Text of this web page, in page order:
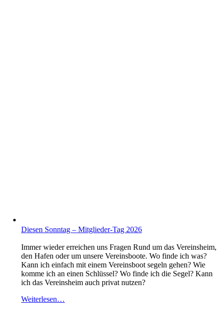
Diesen Sonntag – Mitglieder-Tag 2026
Immer wieder erreichen uns Fragen Rund um das Vereinsheim,
den Hafen oder um unsere Vereinsboote. Wo finde ich was?
Kann ich einfach mit einem Vereinsboot segeln gehen? Wie
komme ich an einen Schlüssel? Wo finde ich die Segel? Kann
ich das Vereinsheim auch privat nutzen?
Weiterlesen…